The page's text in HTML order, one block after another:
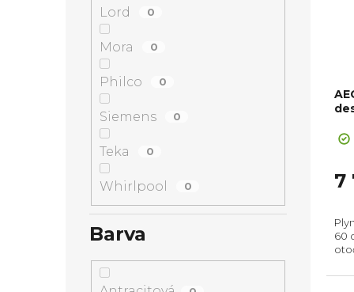
Lord 0
Mora 0
Philco 0
Siemens 0
Teka 0
Whirlpool 0
Barva
7
60